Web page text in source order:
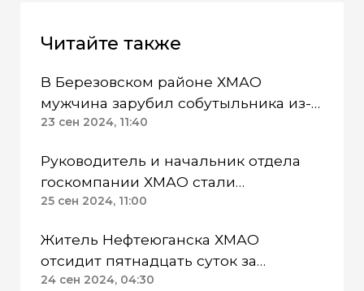
Читайте также
В Березовском районе ХМАО
мужчина зарубил собутыльника из-
за спора о спецоперации
23 сен 2024, 11:40
Руководитель и начальник отдела
госкомпании ХМАО стали
фигурантами уголовного дела
25 сен 2024, 11:00
Житель Нефтеюганска ХМАО
отсидит пятнадцать суток за
оскорбление приставов
24 сен 2024, 04:30